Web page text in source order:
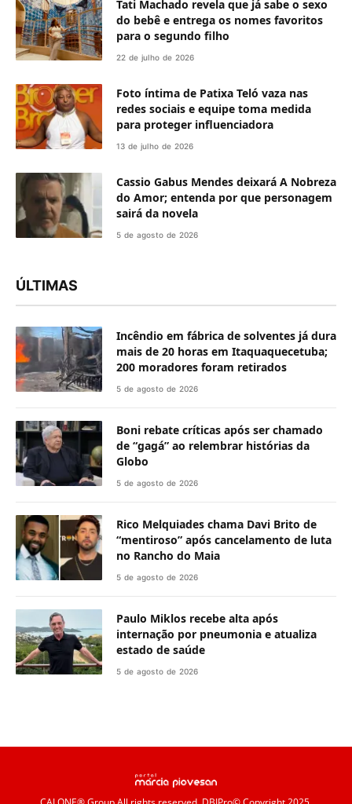
Tati Machado revela que já sabe o sexo
do bebê e entrega os nomes favoritos
para o segundo filho
22 de julho de 2026
Foto íntima de Patixa Teló vaza nas
redes sociais e equipe toma medida
para proteger influenciadora
13 de julho de 2026
Cassio Gabus Mendes deixará A Nobreza
do Amor; entenda por que personagem
sairá da novela
5 de agosto de 2026
ÚLTIMAS
Incêndio em fábrica de solventes já dura
mais de 20 horas em Itaquaquecetuba;
200 moradores foram retirados
5 de agosto de 2026
Boni rebate críticas após ser chamado
de “gagá” ao relembrar histórias da
Globo
5 de agosto de 2026
Rico Melquiades chama Davi Brito de
“mentiroso” após cancelamento de luta
no Rancho do Maia
5 de agosto de 2026
Paulo Miklos recebe alta após
internação por pneumonia e atualiza
estado de saúde
5 de agosto de 2026